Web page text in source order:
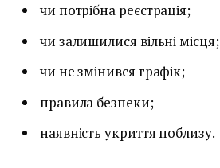
чи потрібна реєстрація;
чи залишилися вільні місця;
чи не змінився графік;
правила безпеки;
наявність укриття поблизу.